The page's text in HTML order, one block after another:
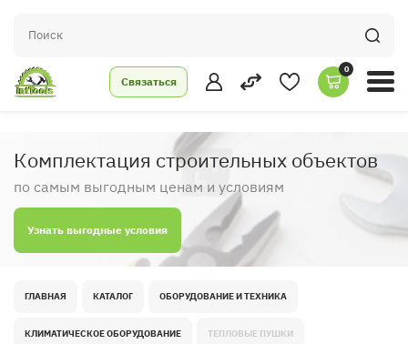
Связаться
0
Комплектация строительных объектов
по самым выгодным ценам и условиям
Узнать выгодные условия
ГЛАВНАЯ КАТАЛОГ ОБОРУДОВАНИЕ И ТЕХНИКА
КЛИМАТИЧЕСКОЕ ОБОРУДОВАНИЕ ТЕПЛОВЫЕ ПУШКИ